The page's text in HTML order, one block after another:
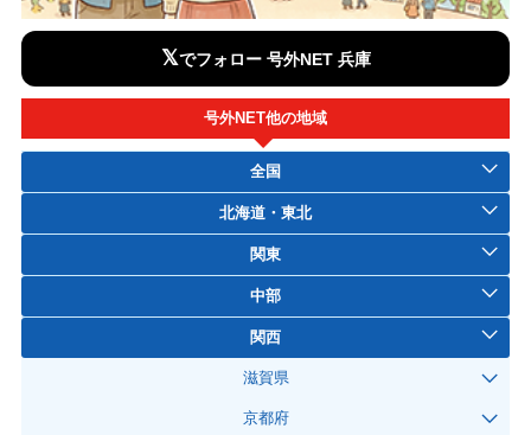
𝕏でフォロー 号外NET 兵庫
号外NET他の地域
全国
北海道・東北
関東
中部
関西
滋賀県
京都府